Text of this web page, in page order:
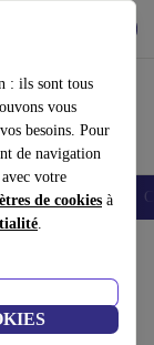
: ils sont tous
vous
besoins. Pour
de navigation
votre
de cookies à
.
Accessoires